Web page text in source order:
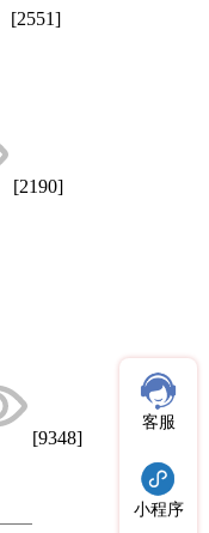
[2551]
[2190]
[9348]
客服
小程序